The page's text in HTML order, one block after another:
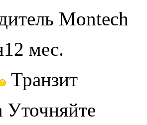
Montech
12 мес.
Транзит
Уточняйте